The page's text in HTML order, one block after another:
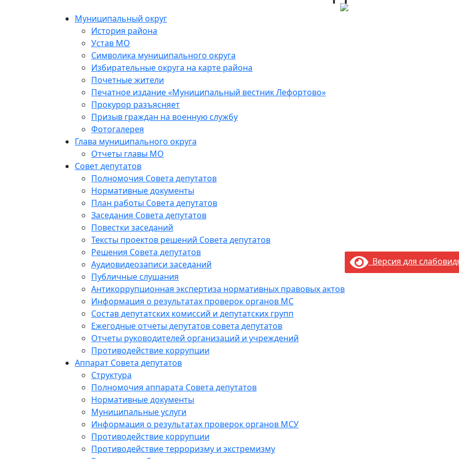
Муниципальный округ
История района
Устав МО
Символика муниципального округа
Избирательные округа на карте района
Почетные жители
Печатное издание «Муниципальный вестник Лефортово»
Прокурор разъясняет
Призыв граждан на военную службу
Фотогалерея
Глава муниципального округа
Отчеты главы МО
Совет депутатов
Полномочия Совета депутатов
Нормативные документы
План работы Совета депутатов
Заседания Cовета депутатов
Повестки заседаний
Тексты проектов решений Совета депутатов
Решения Совета депутатов
Аудиовидеозаписи заседаний
Публичные слушания
Антикоррупционная экспертиза нормативных правовых актов
Информация о результатах проверок органов МС
Состав депутатских комиссий и депутатских групп
Ежегодные отчеты депутатов совета депутатов
Отчеты руководителей организаций и учреждений
Противодействие коррупции
Аппарат Совета депутатов
Структура
Полномочия аппарата Совета депутатов
Нормативные документы
Муниципальные услуги
Информация о результатах проверок органов МСУ
Противодействие коррупции
Противодействие терроризму и экстремизму
Версия для